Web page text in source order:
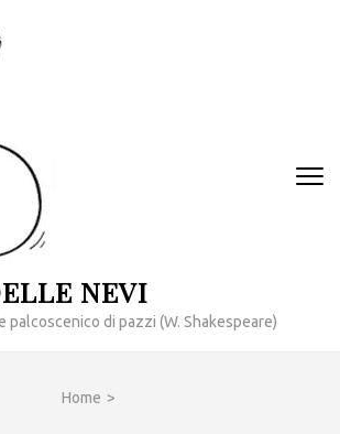
NEVI
palcoscenico di pazzi (W. Shakespeare)
Home >